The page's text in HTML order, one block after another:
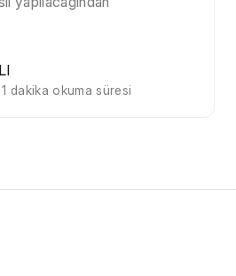
1 dakika okuma süresi